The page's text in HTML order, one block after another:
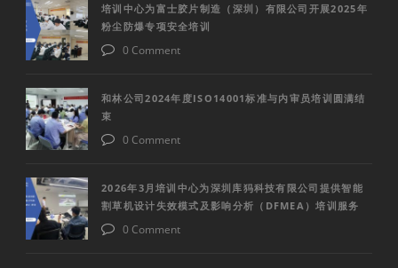
培训中心为富士胶片制造（深圳）有限公司开展2025年
粉尘防爆专项安全培训
0 Comment
和林公司2024年度ISO14001标准与内审员培训圆满结
束
0 Comment
2026年3月培训中心为深圳库犸科技有限公司提供智能
割草机设计失效模式及影响分析（DFMEA）培训服务
0 Comment